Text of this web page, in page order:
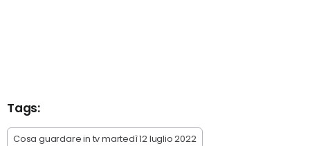
Tags:
Cosa guardare in tv martedì 12 luglio 2022